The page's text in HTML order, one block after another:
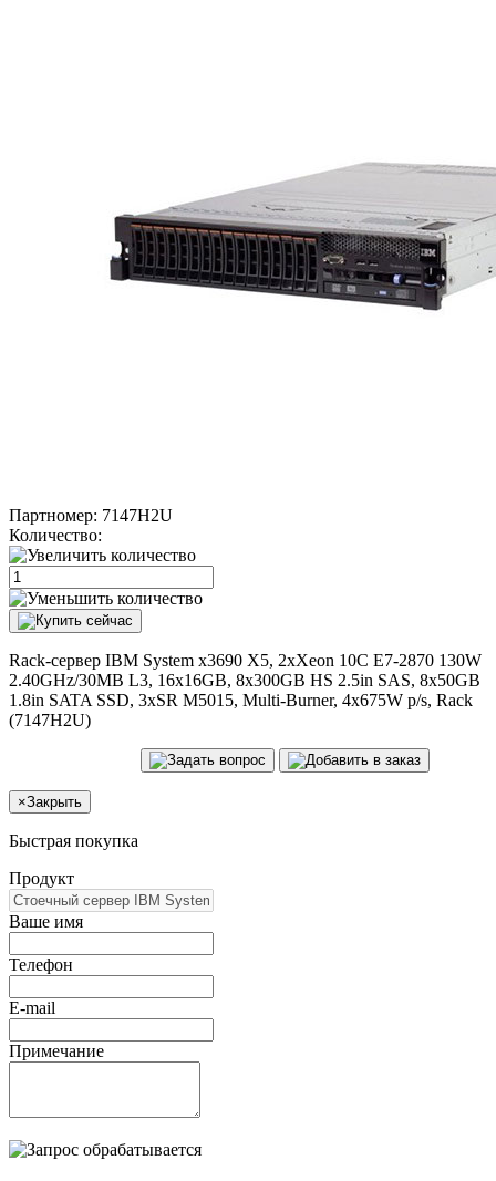
Партномер: 7147H2U
Количество:
Rack-сервер IBM System x3690 X5, 2xXeon 10C E7-2870 130W
2.40GHz/30MB L3, 16x16GB, 8x300GB HS 2.5in SAS, 8x50GB
1.8in SATA SSD, 3xSR M5015, Multi-Burner, 4x675W p/s, Rack
(7147H2U)
×Закрыть
Быстрая покупка
Продукт
Ваше имя
Телефон
E-mail
Примечание